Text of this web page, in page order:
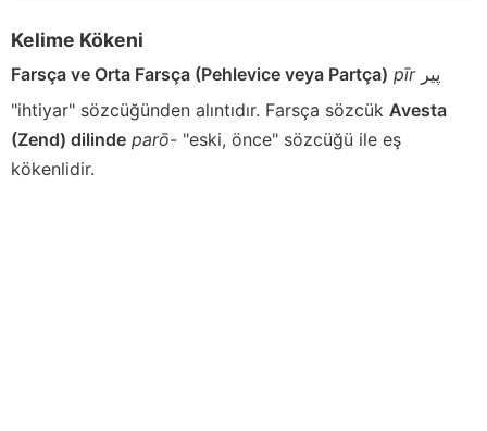
Kelime Kökeni
Farsça ve Orta Farsça (Pehlevice veya Partça) pīr
"ihtiyar" sözcüğünden alıntıdır. Farsça sözcük Avesta
(Zend) dilinde parō- "eski, önce" sözcüğü ile eş
kökenlidir.